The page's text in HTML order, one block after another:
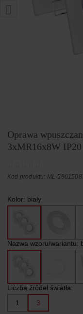
Oprawa
3xMR16x8W
Kod produktu: ML-
Kolor: biały
Nazwa wzoru/wariantu:
Liczba źródeł światła:
1
3